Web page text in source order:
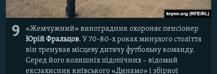
9
«Жемчужний» виноградник охороняє пенсіонер
Юрій Фральцов. У 70-80-х роках минулого століття
він тренував місцеву дитячу футбольну команду.
Серед його колишніх підопічних – відомий
ексзахисник київського «Динамо» і збірної